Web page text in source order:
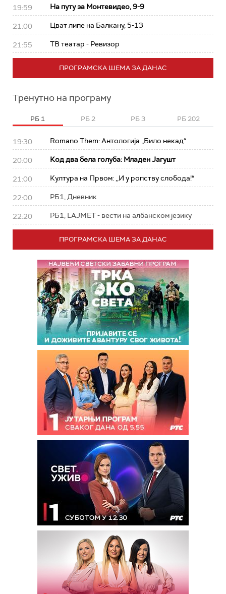
19:59 На путу за Монтевидео, 9-9
21:00 Цват липе на Балкану, 5-13
21:55 ТВ театар - Ревизор
ПРОГРАМСКА ШЕМА ЗА ДАНАС
Тренутно на програму
РБ 1 РБ 2 РБ 3 РБ 202
19:30 Romano Them: Антологија „Било некад“
20:00 Код два бела голуба: Младен Јагушт
21:00 Култура на Првом: ,,И у ропству слобода!“
22:00 РБ1, Дневник
22:20 РБ1, LAJMET - вести на албанском језику
ПРОГРАМСКА ШЕМА ЗА ДАНАС